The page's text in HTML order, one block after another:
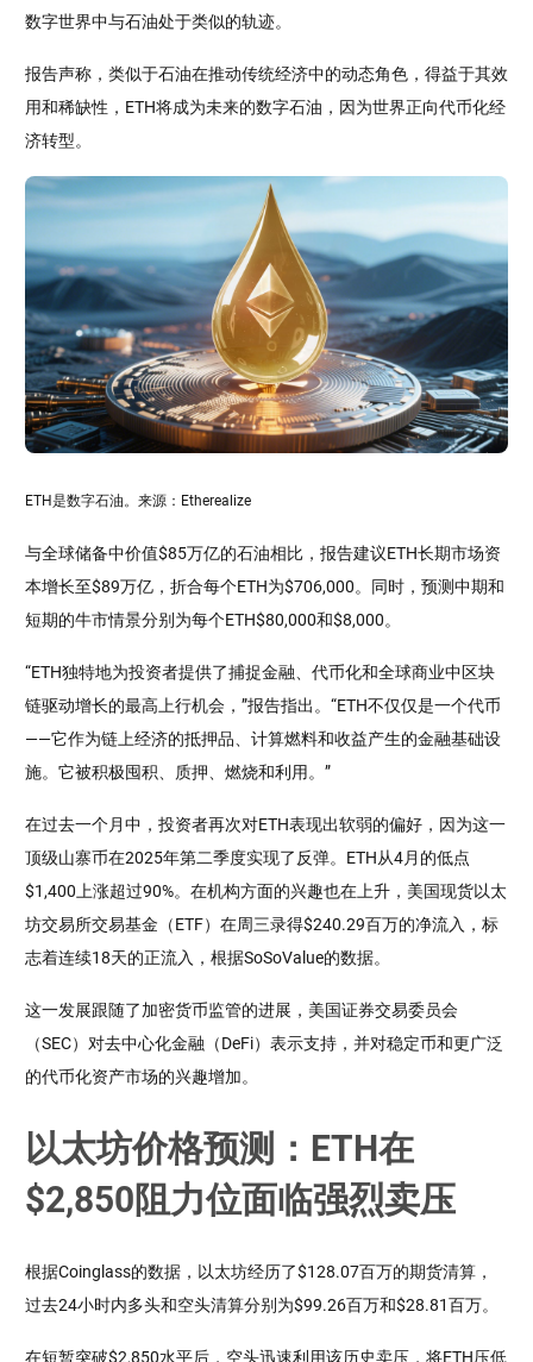
数字世界中与石油处于类似的轨迹。
报告声称，类似于石油在推动传统经济中的动态角色，得益于其效
用和稀缺性，ETH将成为未来的数字石油，因为世界正向代币化经
济转型。
ETH是数字石油。来源：Etherealize
与全球储备中价值$85万亿的石油相比，报告建议ETH长期市场资
本增长至$89万亿，折合每个ETH为$706,000。同时，预测中期和
短期的牛市情景分别为每个ETH$80,000和$8,000。
“ETH独特地为投资者提供了捕捉金融、代币化和全球商业中区块
链驱动增长的最高上行机会，”报告指出。“ETH不仅仅是一个代币
——它作为链上经济的抵押品、计算燃料和收益产生的金融基础设
施。它被积极囤积、质押、燃烧和利用。”
在过去一个月中，投资者再次对ETH表现出软弱的偏好，因为这一
顶级山寨币在2025年第二季度实现了反弹。ETH从4月的低点
$1,400上涨超过90%。在机构方面的兴趣也在上升，美国现货以太
坊交易所交易基金（ETF）在周三录得$240.29百万的净流入，标
志着连续18天的正流入，根据SoSoValue的数据。
这一发展跟随了加密货币监管的进展，美国证券交易委员会
（SEC）对去中心化金融（DeFi）表示支持，并对稳定币和更广泛
的代币化资产市场的兴趣增加。
以太坊价格预测：ETH在
$2,850阻力位面临强烈卖压
根据Coinglass的数据，以太坊经历了$128.07百万的期货清算，
过去24小时内多头和空头清算分别为$99.26百万和$28.81百万。
在短暂突破$2,850水平后，空头迅速利用该历史卖压，将ETH压低